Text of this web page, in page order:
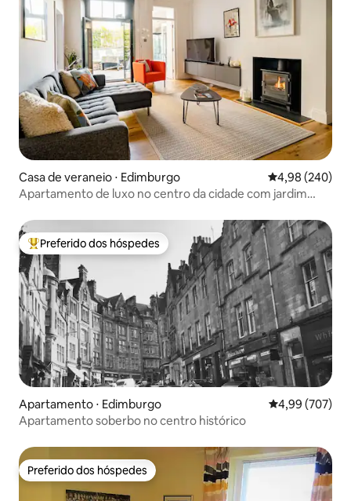
Casa de veraneio ⋅ Edimburgo 4,98 de uma
4,98 (240)
Apartamento de luxo no centro da cidade com jardim
Entre os melhores preferidos dos hóspedes
Preferido dos hóspedes
Apartamento ⋅ Edimburgo 4,99 de uma
4,99 (707)
Apartamento soberbo no centro histórico
Preferido dos hóspedes
Preferido dos hóspedes